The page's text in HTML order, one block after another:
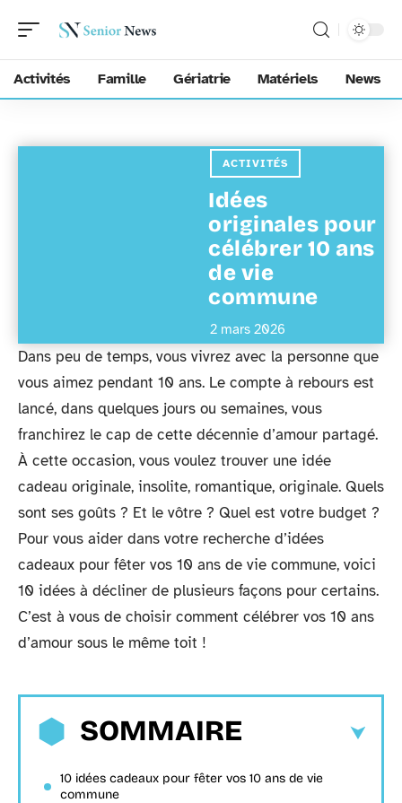
Activités Famille Gériatrie Matériels News
ACTIVITÉS
Idées
originales pour
célébrer 10 ans
de vie
commune
2 mars 2026
Dans peu de temps, vous vivrez avec la personne que
vous aimez pendant 10 ans. Le compte à rebours est
lancé, dans quelques jours ou semaines, vous
franchirez le cap de cette décennie d’amour partagé.
À cette occasion, vous voulez trouver une idée
cadeau originale, insolite, romantique, originale. Quels
sont ses goûts ? Et le vôtre ? Quel est votre budget ?
Pour vous aider dans votre recherche d’idées
cadeaux pour fêter vos 10 ans de vie commune, voici
10 idées à décliner de plusieurs façons pour certains.
C’est à vous de choisir comment célébrer vos 10 ans
d’amour sous le même toit !
SOMMAIRE
10 idées cadeaux pour fêter vos 10 ans de vie
commune